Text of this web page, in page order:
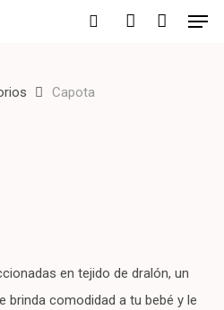
Capota
en tejido de dralón, un
brinda comodidad a tu bebé y le